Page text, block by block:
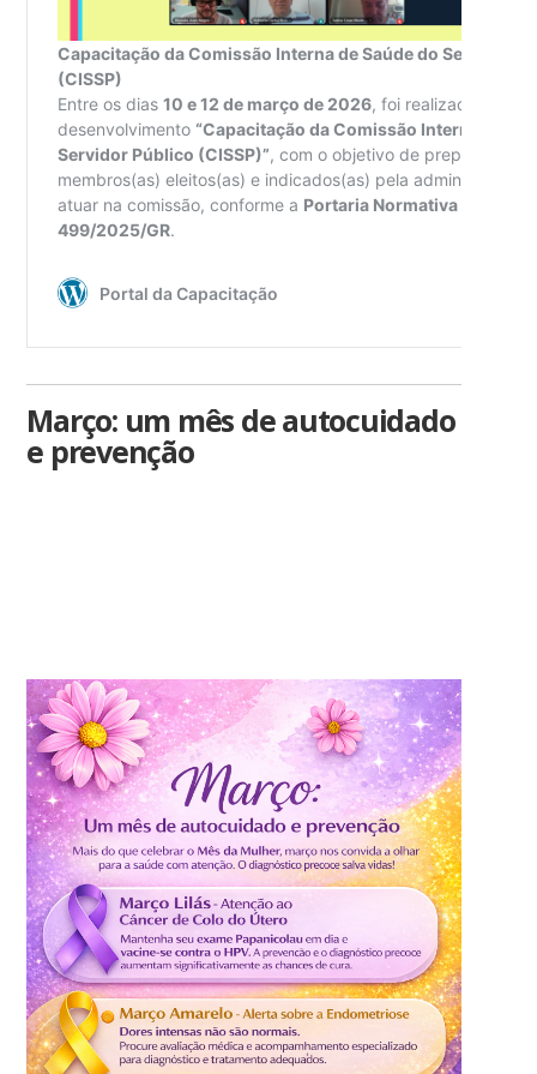
Março: um mês de autocuidado
e prevenção